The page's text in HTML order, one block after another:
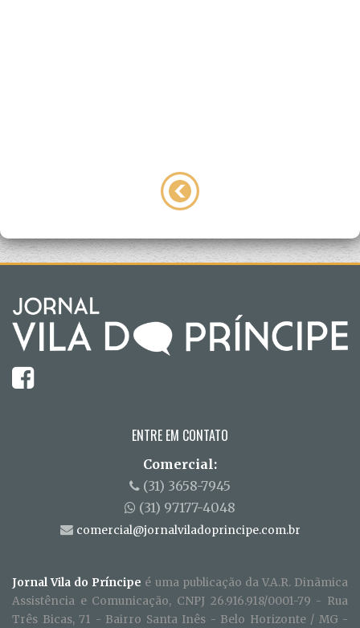
ENTRE EM CONTATO
Comercial:
(31) 3658-7945
(31) 97177-4048
comercial@jornalviladoprincipe.com.br
Jornal Vila do Príncipe é uma publicação da V.A.R. Dinãmica
Assistência e Comunicação, CNPJ 26.916.918/0001-79 - Rua
Três Bicas, 71 - Bairro Santa Inês - Belo Horizonte / MG -